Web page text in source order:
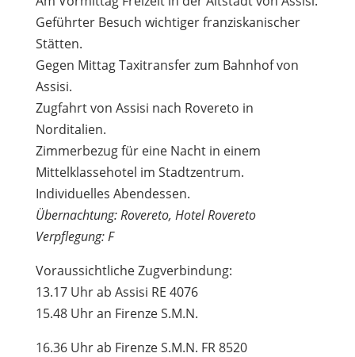
Geführter Besuch wichtiger franziskanischer
Stätten.
Gegen Mittag Taxitransfer zum Bahnhof von
Assisi.
Zugfahrt von Assisi nach Rovereto in
Norditalien.
Zimmerbezug für eine Nacht in einem
Mittelklassehotel im Stadtzentrum.
Individuelles Abendessen.
Übernachtung: Rovereto, Hotel Rovereto
Verpflegung: F
Voraussichtliche Zugverbindung:
13.17 Uhr ab Assisi RE 4076
15.48 Uhr an Firenze S.M.N.
16.36 Uhr ab Firenze S.M.N. FR 8520